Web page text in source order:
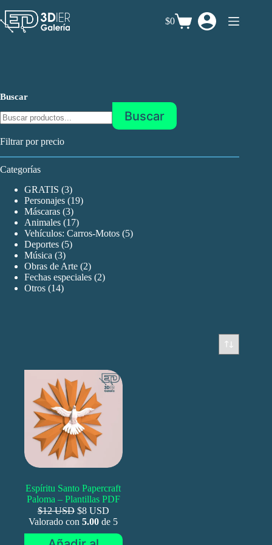
contenido
Carro
$0
Espíritu Santo Papercraft
Paloma – Plantillas PDF
$12 USD $8 USD
Valorado con5.00 de 5
Buscar
Buscar
Filtrar por precio
Categorías
GRATIS 33
productos
Personajes 1919
Máscaras 33
productos
Animales 1717
productos
Vehículos: Carros-Motos 55
Deportes 55
Música 33
productos
Obras de Arte 22
productos
Fechas especiales 22
Otros 1414